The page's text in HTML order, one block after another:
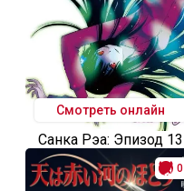
Смотреть онлайн
Санка Рэа: Эпизод 13
0